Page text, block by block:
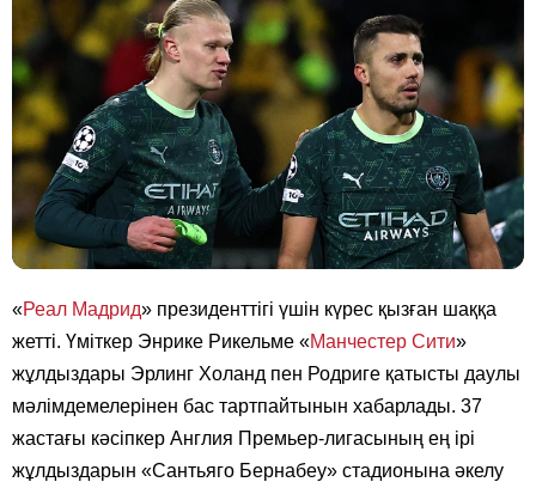
«Реал Мадрид» президенттігі үшін күрес қызған шаққа
жетті. Үміткер Энрике Рикельме «Манчестер Сити»
жұлдыздары Эрлинг Холанд пен Родриге қатысты даулы
мәлімдемелерінен бас тартпайтынын хабарлады. 37
жастағы кәсіпкер Англия Премьер-лигасының ең ірі
жұлдыздарын «Сантьяго Бернабеу» стадионына әкелу